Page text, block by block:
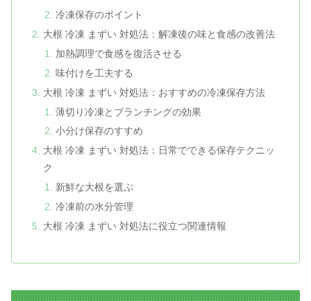
冷凍保存のポイント
大根 冷凍 まずい 対処法：解凍後の味と食感の改善法
加熱調理で食感を復活させる
味付けを工夫する
大根 冷凍 まずい 対処法：おすすめの冷凍保存方法
薄切り冷凍とブランチングの効果
小分け保存のすすめ
大根 冷凍 まずい 対処法：日常でできる保存テクニッ
ク
新鮮な大根を選ぶ
冷凍前の水分管理
大根 冷凍 まずい 対処法に役立つ関連情報